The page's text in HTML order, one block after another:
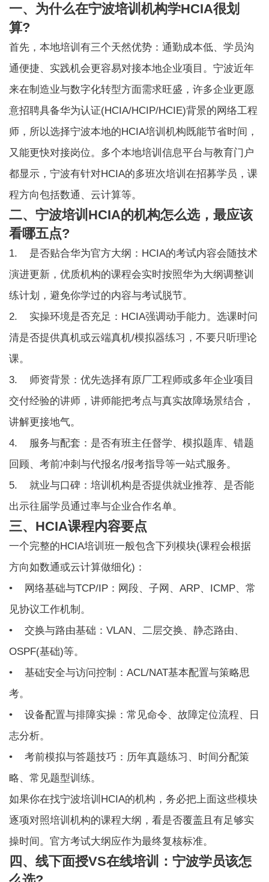
一、为什么在宁波培训机构学HCIA很划
算?
首先，本地培训有三个天然优势：通勤成本低、学员沟
通便捷、实践机会更容易对接本地企业项目。宁波近年
来在制造业与数字化转型方面需求旺盛，许多企业更愿
意招聘具备华为认证(HCIA/HCIP/HCIE)背景的网络工程
师，所以选择宁波本地的HCIA培训机构既能节省时间，
又能更快对接岗位。多个本地培训信息平台与教育门户
都显示，宁波有针对HCIA的多班次培训在招募学员，课
程方向包括数通、云计算等。
二、宁波培训HCIA的机构怎么选，最应该
看哪五点?
1. 是否贴合华为官方大纲：HCIA的考试内容会随技术
演进更新，优质机构的课程会实时按照华为大纲调整训
练计划，避免你学过的内容与考试脱节。
2. 实操环境是否充足：HCIA强调动手能力。选课时问
清是否提供真机或云端真机/模拟器练习，不要只听理论
课。
3. 师资背景：优先选择有原厂工程师或多年企业项目
交付经验的讲师，讲师能把考点与真实故障场景结合，
讲解更接地气。
4. 服务与配套：是否有班主任督学、模拟题库、错题
回顾、考前冲刺与代报名/报考指导等一站式服务。
5. 就业与口碑：培训机构是否提供就业推荐、是否能
出示往届学员通过率与企业合作名单。
三、HCIA课程内容要点
一个完整的HCIA培训班一般包含下列模块(课程会根据
方向如数通或云计算做细化)：
• 网络基础与TCP/IP：网段、子网、ARP、ICMP、常
见协议工作机制。
• 交换与路由基础：VLAN、二层交换、静态路由、
OSPF(基础)等。
• 基础安全与访问控制：ACL/NAT基本配置与策略思
考。
• 设备配置与排障实操：常见命令、故障定位流程、日
志分析。
• 考前模拟与答题技巧：历年真题练习、时间分配策
略、常见题型训练。
如果你在找宁波培训HCIA的机构，务必把上面这些模块
逐项对照培训机构的课程大纲，看是否覆盖且有足够实
操时间。官方考试大纲应作为最终复核标准。
四、线下面授VS在线培训：宁波学员该怎